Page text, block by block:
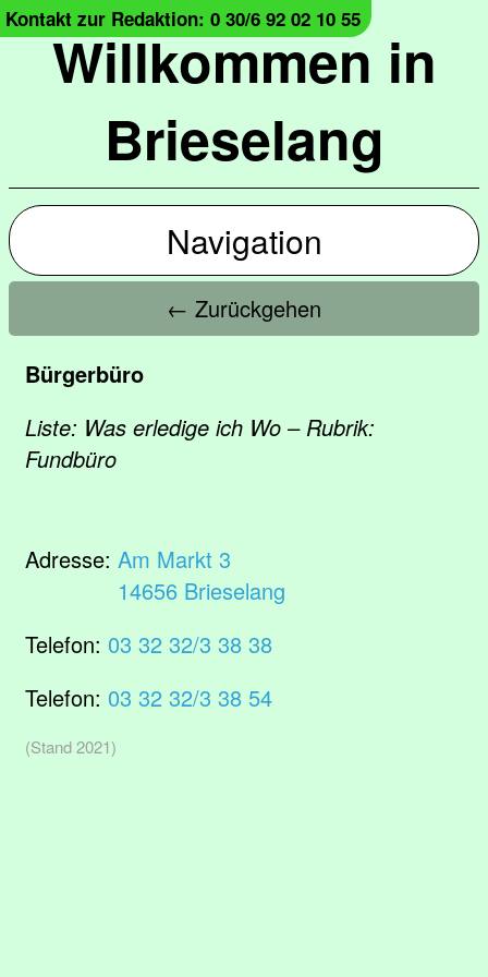
Willkommen in
Brieselang
Kontakt zur Redaktion: 0 30/6 92 02 10 55
Navigation
← Zurückgehen
Bürgerbüro
Liste: Was erledige ich Wo – Rubrik:
Fundbüro
Adresse: Am Markt 3
14656 Brieselang
Telefon: 03 32 32/3 38 38
Telefon: 03 32 32/3 38 54
(Stand 2021)